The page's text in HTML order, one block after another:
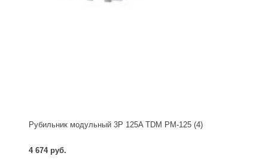
Рубильник модульный 3P 125A TDM РМ-125 (4)
4 674 руб.